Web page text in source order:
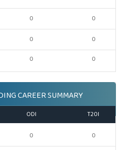
0 0
0
0
0 0
CAREER SUMMARY
ODI T20I
0 0